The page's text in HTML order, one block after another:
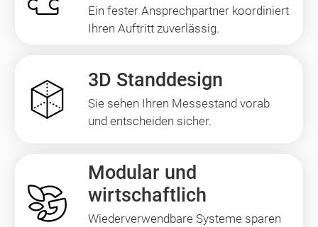
Ein fester Ansprechpartner koordiniert
Ihren Auftritt zuverlässig.
3D Standdesign
Sie sehen Ihren Messestand vorab
und entscheiden sicher.
Modular und
wirtschaftlich
Wiederverwendbare Systeme sparen